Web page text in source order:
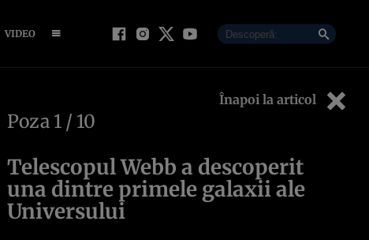
VIDEO
Înapoi la articol
Poza 1 / 10
Telescopul Webb a descoperit
una dintre primele galaxii ale
Universului